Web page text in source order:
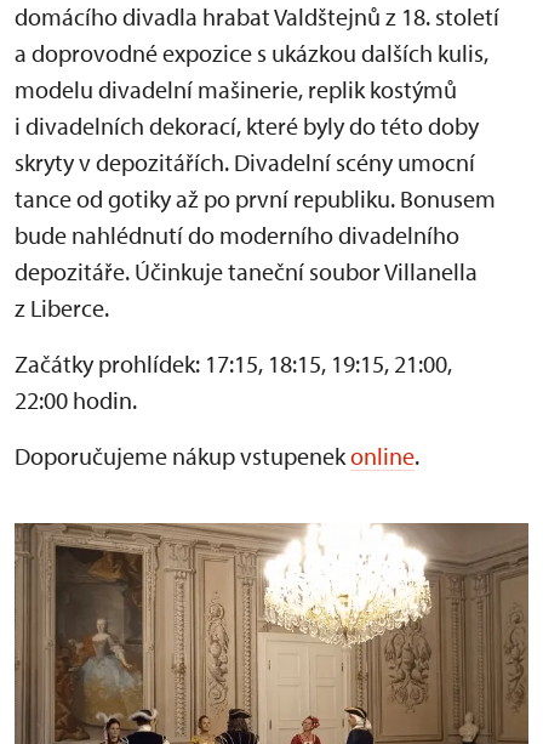
domácího divadla hrabat Valdštejnů z 18. století
a doprovodné expozice s ukázkou dalších kulis,
modelu divadelní mašinerie, replik kostýmů
i divadelních dekorací, které byly do této doby
skryty v depozitářích. Divadelní scény umocní
tance od gotiky až po první republiku. Bonusem
bude nahlédnutí do moderního divadelního
depozitáře. Účinkuje taneční soubor Villanella
z Liberce.
Začátky prohlídek: 17:15, 18:15, 19:15, 21:00,
22:00 hodin.
Doporučujeme nákup vstupenekonline.